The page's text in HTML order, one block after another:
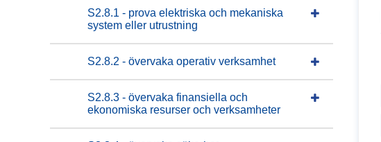
S2.8.1 - prova elektriska och mekaniska
system eller utrustning
S2.8.2 - övervaka operativ verksamhet
S2.8.3 - övervaka finansiella och
ekonomiska resurser och verksamheter